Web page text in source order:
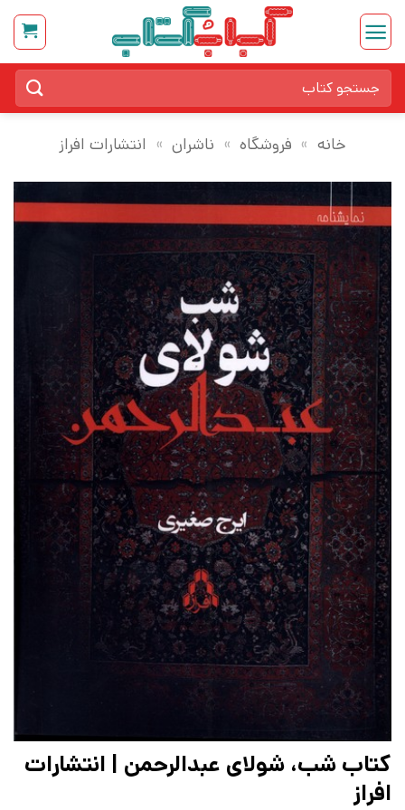
Skip
content
برای:
خانه » فروشگاه » ناشران » انتشارات افراز
کتاب شب، شولای عبدالرحمن | انتشارات
افراز